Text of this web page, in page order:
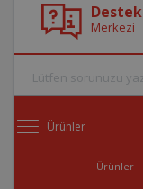
Destek
Merkezi
Ürünler
Ürünler